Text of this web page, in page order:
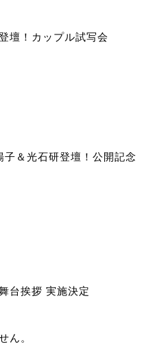
壇！カップル試写会
＆光石研登壇！公開記念
台挨拶 実施決定
ん。